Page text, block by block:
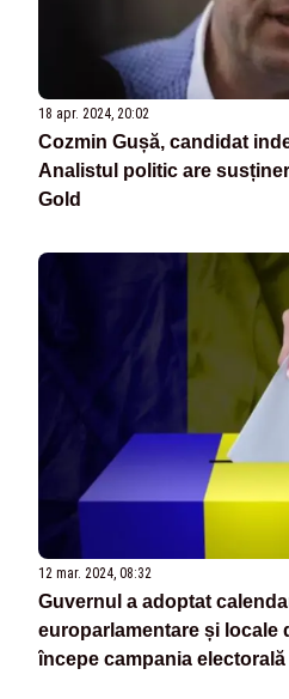
18 apr. 2024, 20:02
Cozmin Gușă, candidat
Analistul politic are
Gold
12 mar. 2024, 08:32
Guvernul a adoptat
europarlamentare și locale
începe campania electorală